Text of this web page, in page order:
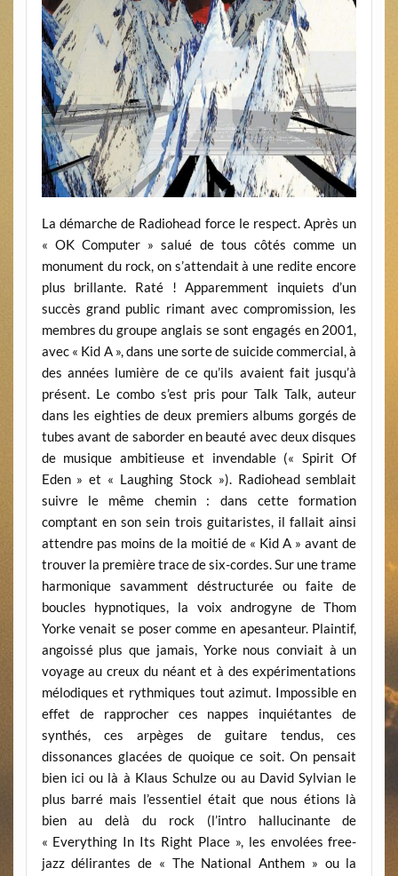
La démarche de Radiohead force le respect. Après un
« OK Computer » salué de tous côtés comme un
monument du rock, on s’attendait à une redite encore
plus brillante. Raté ! Apparemment inquiets d’un
succès grand public rimant avec compromission, les
membres du groupe anglais se sont engagés en 2001,
avec « Kid A », dans une sorte de suicide commercial, à
des années lumière de ce qu’ils avaient fait jusqu’à
présent. Le combo s’est pris pour Talk Talk, auteur
dans les eighties de deux premiers albums gorgés de
tubes avant de saborder en beauté avec deux disques
de musique ambitieuse et invendable (« Spirit Of
Eden » et « Laughing Stock »). Radiohead semblait
suivre le même chemin : dans cette formation
comptant en son sein trois guitaristes, il fallait ainsi
attendre pas moins de la moitié de « Kid A » avant de
trouver la première trace de six-cordes. Sur une trame
harmonique savamment déstructurée ou faite de
boucles hypnotiques, la voix androgyne de Thom
Yorke venait se poser comme en apesanteur. Plaintif,
angoissé plus que jamais, Yorke nous conviait à un
voyage au creux du néant et à des expérimentations
mélodiques et rythmiques tout azimut. Impossible en
effet de rapprocher ces nappes inquiétantes de
synthés, ces arpèges de guitare tendus, ces
dissonances glacées de quoique ce soit. On pensait
bien ici ou là à Klaus Schulze ou au David Sylvian le
plus barré mais l’essentiel était que nous étions là
bien au delà du rock (l’intro hallucinante de
« Everything In Its Right Place », les envolées free-
jazz délirantes de « The National Anthem » ou la